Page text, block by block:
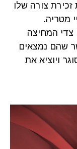
צורה שלו
מטריה.
צדי המחיצה
שהם נמצאים
ויוציא את